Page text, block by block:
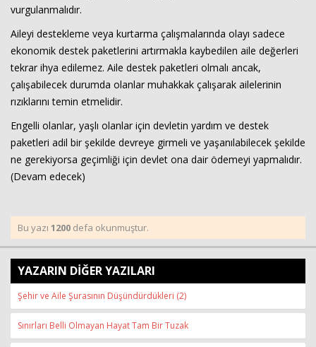
vurgulanmalıdır.
Aileyi destekleme veya kurtarma çalışmalarında olayı sadece
ekonomik destek paketlerini artırmakla kaybedilen aile değerleri
tekrar ihya edilemez. Aile destek paketleri olmalı ancak,
çalışabilecek durumda olanlar muhakkak çalışarak ailelerinin
rızıklarını temin etmelidir.
Engelli olanlar, yaşlı olanlar için devletin yardım ve destek
paketleri adil bir şekilde devreye girmeli ve yaşanılabilecek şekilde
ne gerekiyorsa geçimliği için devlet ona dair ödemeyi yapmalıdır.
(Devam edecek)
Bu yazı 1200 defa okunmuştur.
YAZARIN DİĞER YAZILARI
Şehir ve Aile Şurasının Düşündürdükleri (2)
Sınırları Belli Olmayan Hayat Tam Bir Tuzak